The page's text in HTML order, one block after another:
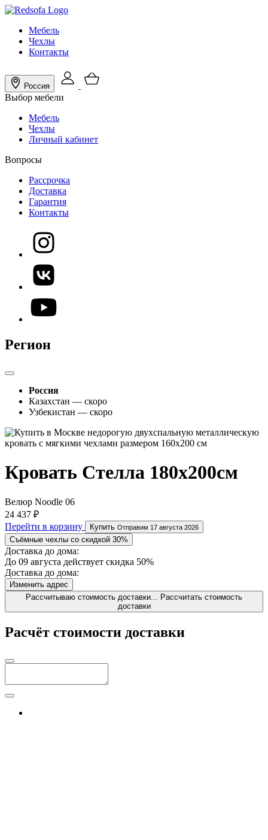
Мебель
Чехлы
Контакты
Россия
Выбор мебели
Мебель
Чехлы
Личный кабинет
Вопросы
Рассрочка
Доставка
Гарантия
Контакты
Регион
Россия
Казахстан — скоро
Узбекистан — скоро
Кровать Стелла 180х200см
Велюр Noodle 06
24 437 ₽
Перейти в корзину
Купить Отправим 17 августа 2026
Съёмные чехлы со скидкой 30%
Доставка до дома:
До 09 августа действует скидка 50%
Доставка до дома:
Изменить адрес
Рассчитываю стоимость доставки...
Рассчитать стоимость
доставки
Расчёт стоимости доставки